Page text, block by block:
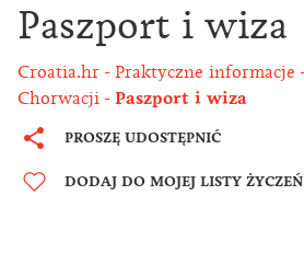
Paszport i wiza
Croatia.hr Praktyczne informacje
Chorwacji
Paszport i wiza
PROSZĘ UDOSTĘPNIĆ
DODAJ DO MOJEJ LISTY ŻYCZEŃ